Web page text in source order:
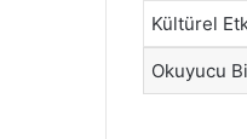
Kültürel
Okuyucu